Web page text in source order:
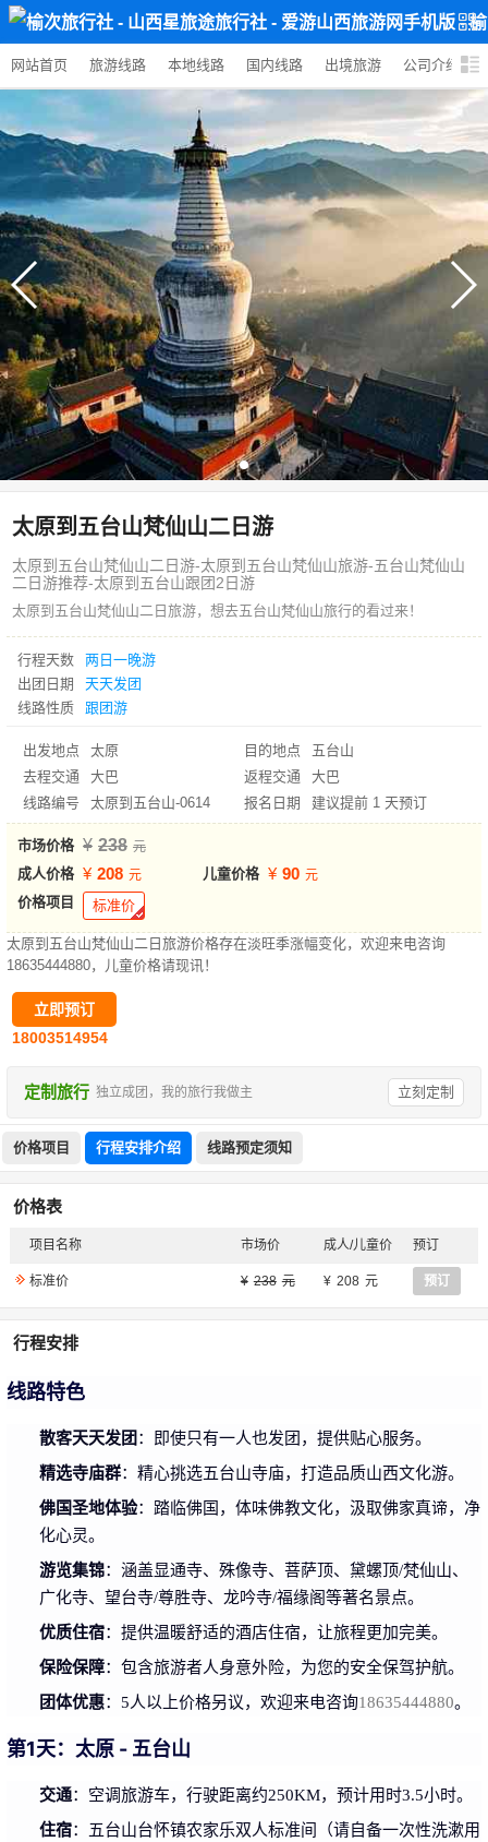
网站首页 旅游线路 本地线路 国内线路 出境旅游 公司介绍
太原到五台山梵仙山二日游
太原到五台山梵仙山二日游-太原到五台山梵仙山旅游-五台山梵仙山
二日游推荐-太原到五台山跟团2日游
太原到五台山梵仙山二日旅游，想去五台山梵仙山旅行的看过来！
行程天数
两日一晚游
出团日期
天天发团
线路性质
跟团游
出发地点 太原 目的地点
五台山
去程交通
大巴 返程交通
大巴
线路编号
太原到五台山-0614 报名日期 建议提前 1 天预订
市场价格 238
成人价格 208 儿童价格 90
价格项目 标准价
太原到五台山梵仙山二日旅游价格存在淡旺季涨幅变化，欢迎来电咨询
18635444880，儿童价格请现讯！
立即预订
18003514954
定制旅行 独立成团，我的旅行我做主 立刻定制
价格项目 行程安排介绍 线路预定须知
价格表
项目名称 市场价 成人/儿童价 预订
标准价 238 208 预订
行程安排
线路特色
散客天天发团：即使只有一人也发团，提供贴心服务。
精选寺庙群：精心挑选五台山寺庙，打造品质山西文化游。
佛国圣地体验：踏临佛国，体味佛教文化，汲取佛家真谛，净
化心灵。
游览集锦：涵盖显通寺、殊像寺、菩萨顶、黛螺顶/梵仙山、
广化寺、望台寺/尊胜寺、龙吟寺/福缘阁等著名景点。
优质住宿：提供温暖舒适的酒店住宿，让旅程更加完美。
保险保障：包含旅游者人身意外险，为您的安全保驾护航。
团体优惠：5人以上价格另议，欢迎来电咨询18635444880。
第1天：太原 - 五台山
交通：空调旅游车，行驶距离约250KM，预计用时3.5小时。
住宿：五台山台怀镇农家乐双人标准间（请自备一次性洗漱用